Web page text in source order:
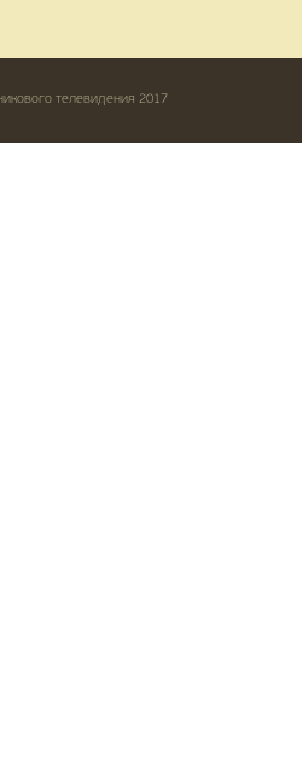
телевидения 2017